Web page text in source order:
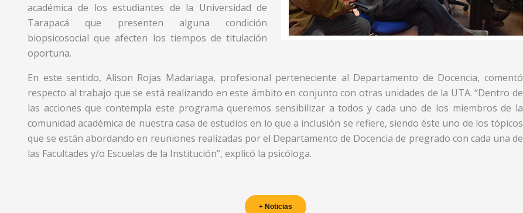
académica de los estudiantes de la Universidad de
Tarapacá que presenten alguna condición
biopsicosocial que afecten los tiempos de titulación
oportuna.
En este sentido, Alison Rojas Madariaga, profesional perteneciente al Departamento de Docencia, comentó
respecto al trabajo que se está realizando en este ámbito en conjunto con otras unidades de la UTA. “Dentro de
las acciones que contempla este programa queremos sensibilizar a todos y cada uno de los miembros de la
comunidad académica de nuestra casa de estudios en lo que a inclusión se refiere, siendo éste uno de los tópicos
que se están abordando en reuniones realizadas por el Departamento de Docencia de pregrado con cada una de
las Facultades y/o Escuelas de la Institución”, explicó la psicóloga.
+ Noticias